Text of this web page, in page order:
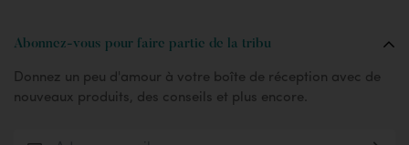
Abonnez-vous pour faire partie de la tribu
Donnez un peu d'amour à votre boîte de réception avec de
nouveaux produits, des conseils et plus encore.